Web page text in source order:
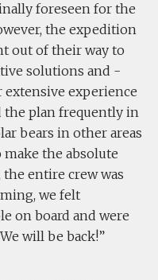
foreseen for the
the expedition
out of their way to
solutions and -
extensive experience
the plan frequently in
bears in other areas
the absolute
entire crew was
we felt
on board and were
will be back!